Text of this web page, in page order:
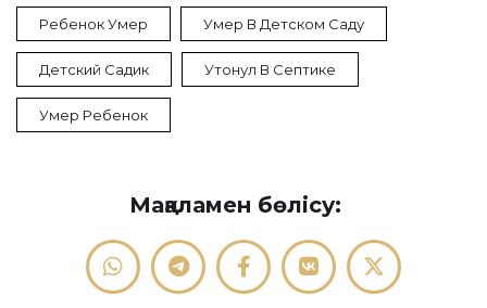
Ребенок Умер Умер В Детском Саду
Детский Садик Утонул В Септике
Умер Ребенок
Мақаламен бөлісу: